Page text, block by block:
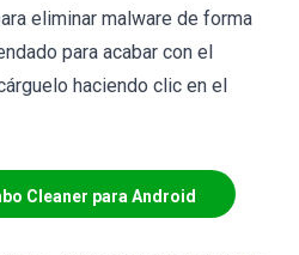
eliminar malware de forma
para acabar con el
haciendo clic en el
Cleaner para Android